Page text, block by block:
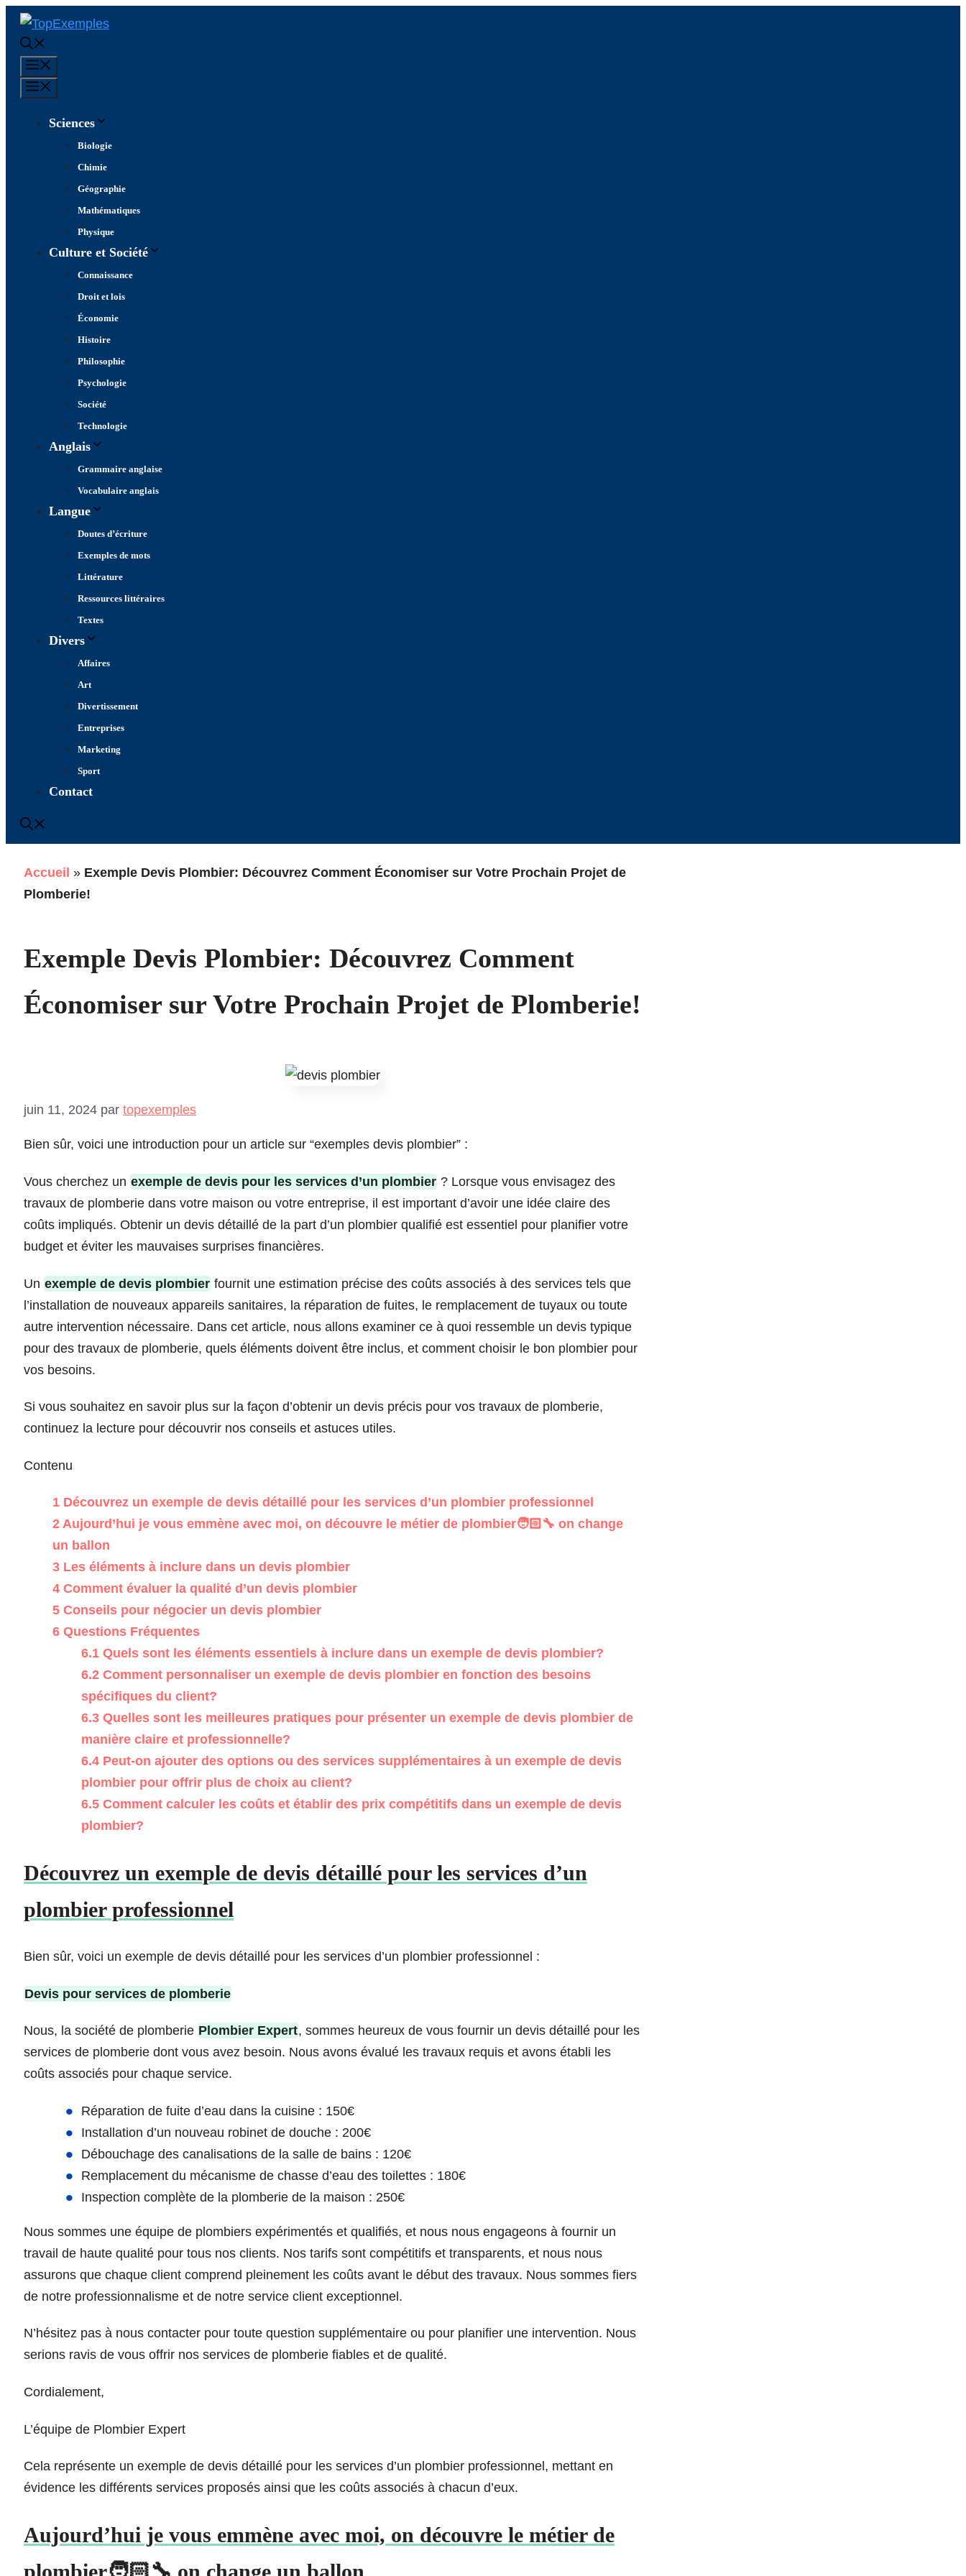
Aller
contenu
Sciences
Biologie
Chimie
Géographie
Mathématiques
Physique
Culture et Société
Connaissance
Droit et lois
Économie
Histoire
Philosophie
Psychologie
Société
Technologie
Anglais
Grammaire anglaise
Vocabulaire anglais
Langue
Doutes d’écriture
Exemples de mots
Littérature
Ressources littéraires
Textes
Divers
Affaires
Art
Divertissement
Entreprises
Marketing
Sport
Contact
Accueil » Exemple Devis Plombier: Découvrez Comment Économiser sur Votre Prochain Projet de
Plomberie!
Exemple Devis Plombier: Découvrez Comment
Économiser sur Votre Prochain Projet de Plomberie!
juin 11, 2024 par topexemples
Bien sûr, voici une introduction pour un article sur “exemples devis plombier” :
Vous cherchez un exemple de devis pour les services d’un plombier ? Lorsque vous envisagez des
travaux de plomberie dans votre maison ou votre entreprise, il est important d’avoir une idée claire des
coûts impliqués. Obtenir un devis détaillé de la part d’un plombier qualifié est essentiel pour planifier votre
budget et éviter les mauvaises surprises financières.
Un exemple de devis plombier fournit une estimation précise des coûts associés à des services tels que
l’installation de nouveaux appareils sanitaires, la réparation de fuites, le remplacement de tuyaux ou toute
autre intervention nécessaire. Dans cet article, nous allons examiner ce à quoi ressemble un devis typique
pour des travaux de plomberie, quels éléments doivent être inclus, et comment choisir le bon plombier pour
vos besoins.
Si vous souhaitez en savoir plus sur la façon d’obtenir un devis précis pour vos travaux de plomberie,
continuez la lecture pour découvrir nos conseils et astuces utiles.
Contenu
1 Découvrez un exemple de devis détaillé pour les services d’un plombier professionnel
2 Aujourd’hui je vous emmène avec moi, on découvre le métier de plombier🧑🏻‍🔧 on change
un ballon
3 Les éléments à inclure dans un devis plombier
4 Comment évaluer la qualité d’un devis plombier
5 Conseils pour négocier un devis plombier
6 Questions Fréquentes
6.1 Quels sont les éléments essentiels à inclure dans un exemple de devis plombier?
6.2 Comment personnaliser un exemple de devis plombier en fonction des besoins
spécifiques du client?
6.3 Quelles sont les meilleures pratiques pour présenter un exemple de devis plombier de
manière claire et professionnelle?
6.4 Peut-on ajouter des options ou des services supplémentaires à un exemple de devis
plombier pour offrir plus de choix au client?
6.5 Comment calculer les coûts et établir des prix compétitifs dans un exemple de devis
plombier?
Découvrez un exemple de devis détaillé pour les services d’un
plombier professionnel
Bien sûr, voici un exemple de devis détaillé pour les services d’un plombier professionnel :
Devis pour services de plomberie
Nous, la société de plomberie Plombier Expert, sommes heureux de vous fournir un devis détaillé pour les
services de plomberie dont vous avez besoin. Nous avons évalué les travaux requis et avons établi les
coûts associés pour chaque service.
Réparation de fuite d’eau dans la cuisine : 150€
Installation d’un nouveau robinet de douche : 200€
Débouchage des canalisations de la salle de bains : 120€
Remplacement du mécanisme de chasse d’eau des toilettes : 180€
Inspection complète de la plomberie de la maison : 250€
Nous sommes une équipe de plombiers expérimentés et qualifiés, et nous nous engageons à fournir un
travail de haute qualité pour tous nos clients. Nos tarifs sont compétitifs et transparents, et nous nous
assurons que chaque client comprend pleinement les coûts avant le début des travaux. Nous sommes fiers
de notre professionnalisme et de notre service client exceptionnel.
N’hésitez pas à nous contacter pour toute question supplémentaire ou pour planifier une intervention. Nous
serions ravis de vous offrir nos services de plomberie fiables et de qualité.
Cordialement,
L’équipe de Plombier Expert
Cela représente un exemple de devis détaillé pour les services d’un plombier professionnel, mettant en
évidence les différents services proposés ainsi que les coûts associés à chacun d’eux.
Aujourd’hui je vous emmène avec moi, on découvre le métier de